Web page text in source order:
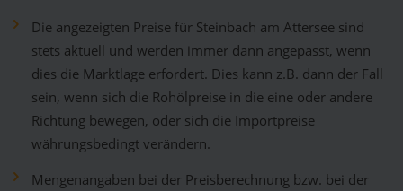
Die angezeigten Preise für Steinbach am Attersee sind
stets aktuell und werden immer dann angepasst, wenn
dies die Marktlage erfordert. Dies kann z.B. dann der Fall
sein, wenn sich die Rohölpreise in die eine oder andere
Richtung bewegen, oder sich die Importpreise
währungsbedingt verändern.
Mengenangaben bei der Preisberechnung bzw. bei der